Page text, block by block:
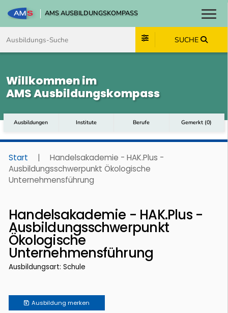
AMS AUSBILDUNGSKOMPASS
SUCHE
Willkommen im
AMS Ausbildungskompass
Ausbildungen Institute Berufe Gemerkt (0)
Start |
Handelsakademie - HAK.Plus -
Ausbildungsschwerpunkt Ökologische
Unternehmensführung
Handelsakademie - HAK.Plus -
Ausbildungsschwerpunkt
Ökologische
Unternehmensführung
Ausbildungsart: Schule
Ausbildung merken